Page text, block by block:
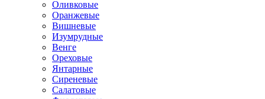
Оливковые
Оранжевые
Вишневые
Изумрудные
Венге
Ореховые
Янтарные
Сиреневые
Салатовые